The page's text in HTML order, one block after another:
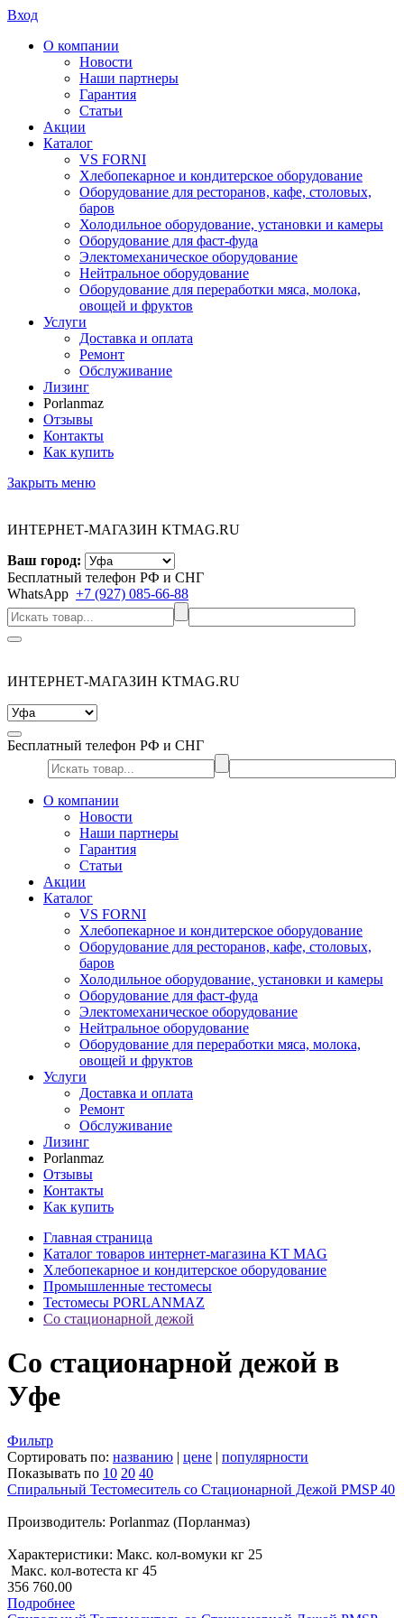
Вход
О компании
Новости
Наши партнеры
Гарантия
Статьи
Акции
Каталог
VS FORNI
Хлебопекарное и кондитерское оборудование
Оборудование для ресторанов, кафе, столовых,
баров
Холодильное оборудование, установки и камеры
Оборудование для фаст-фуда
Электомеханическое оборудование
Нейтральное оборудование
Оборудование для переработки мяса, молока,
овощей и фруктов
Услуги
Доставка и оплата
Ремонт
Обслуживание
Лизинг
Porlanmaz
Отзывы
Контакты
Как купить
Закрыть меню
ИНТЕРНЕТ-МАГАЗИН KTMAG.RU
Ваш город:
Бесплатный телефон РФ и СНГ
WhatsApp +7 (927) 085-66-88
ИНТЕРНЕТ-МАГАЗИН KTMAG.RU
Бесплатный телефон РФ и СНГ
О компании
Новости
Наши партнеры
Гарантия
Статьи
Акции
Каталог
VS FORNI
Хлебопекарное и кондитерское оборудование
Оборудование для ресторанов, кафе, столовых,
баров
Холодильное оборудование, установки и камеры
Оборудование для фаст-фуда
Электомеханическое оборудование
Нейтральное оборудование
Оборудование для переработки мяса, молока,
овощей и фруктов
Услуги
Доставка и оплата
Ремонт
Обслуживание
Лизинг
Porlanmaz
Отзывы
Контакты
Как купить
Главная страница
Каталог товаров интернет-магазина KT MAG
Хлебопекарное и кондитерское оборудование
Промышленные тестомесы
Тестомесы PORLANMAZ
Со стационарной дежой
Со стационарной дежой в
Уфе
Фильтр
Сортировать по: названию | цене | популярности
Показывать по 10 20 40
Спиральный Тестомеситель со Стационарной Дежой PMSP 40
Производитель: Porlanmaz (Порланмаз)
Характеристики: Макс. кол-вомуки кг 25
Макс. кол-вотеста кг 45
356 760.00
Подробнее